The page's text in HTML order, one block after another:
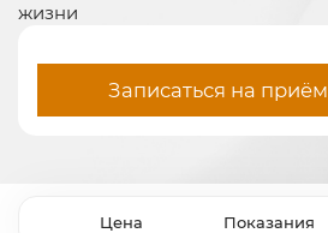
жизни
Записаться на приём
Цена Показания